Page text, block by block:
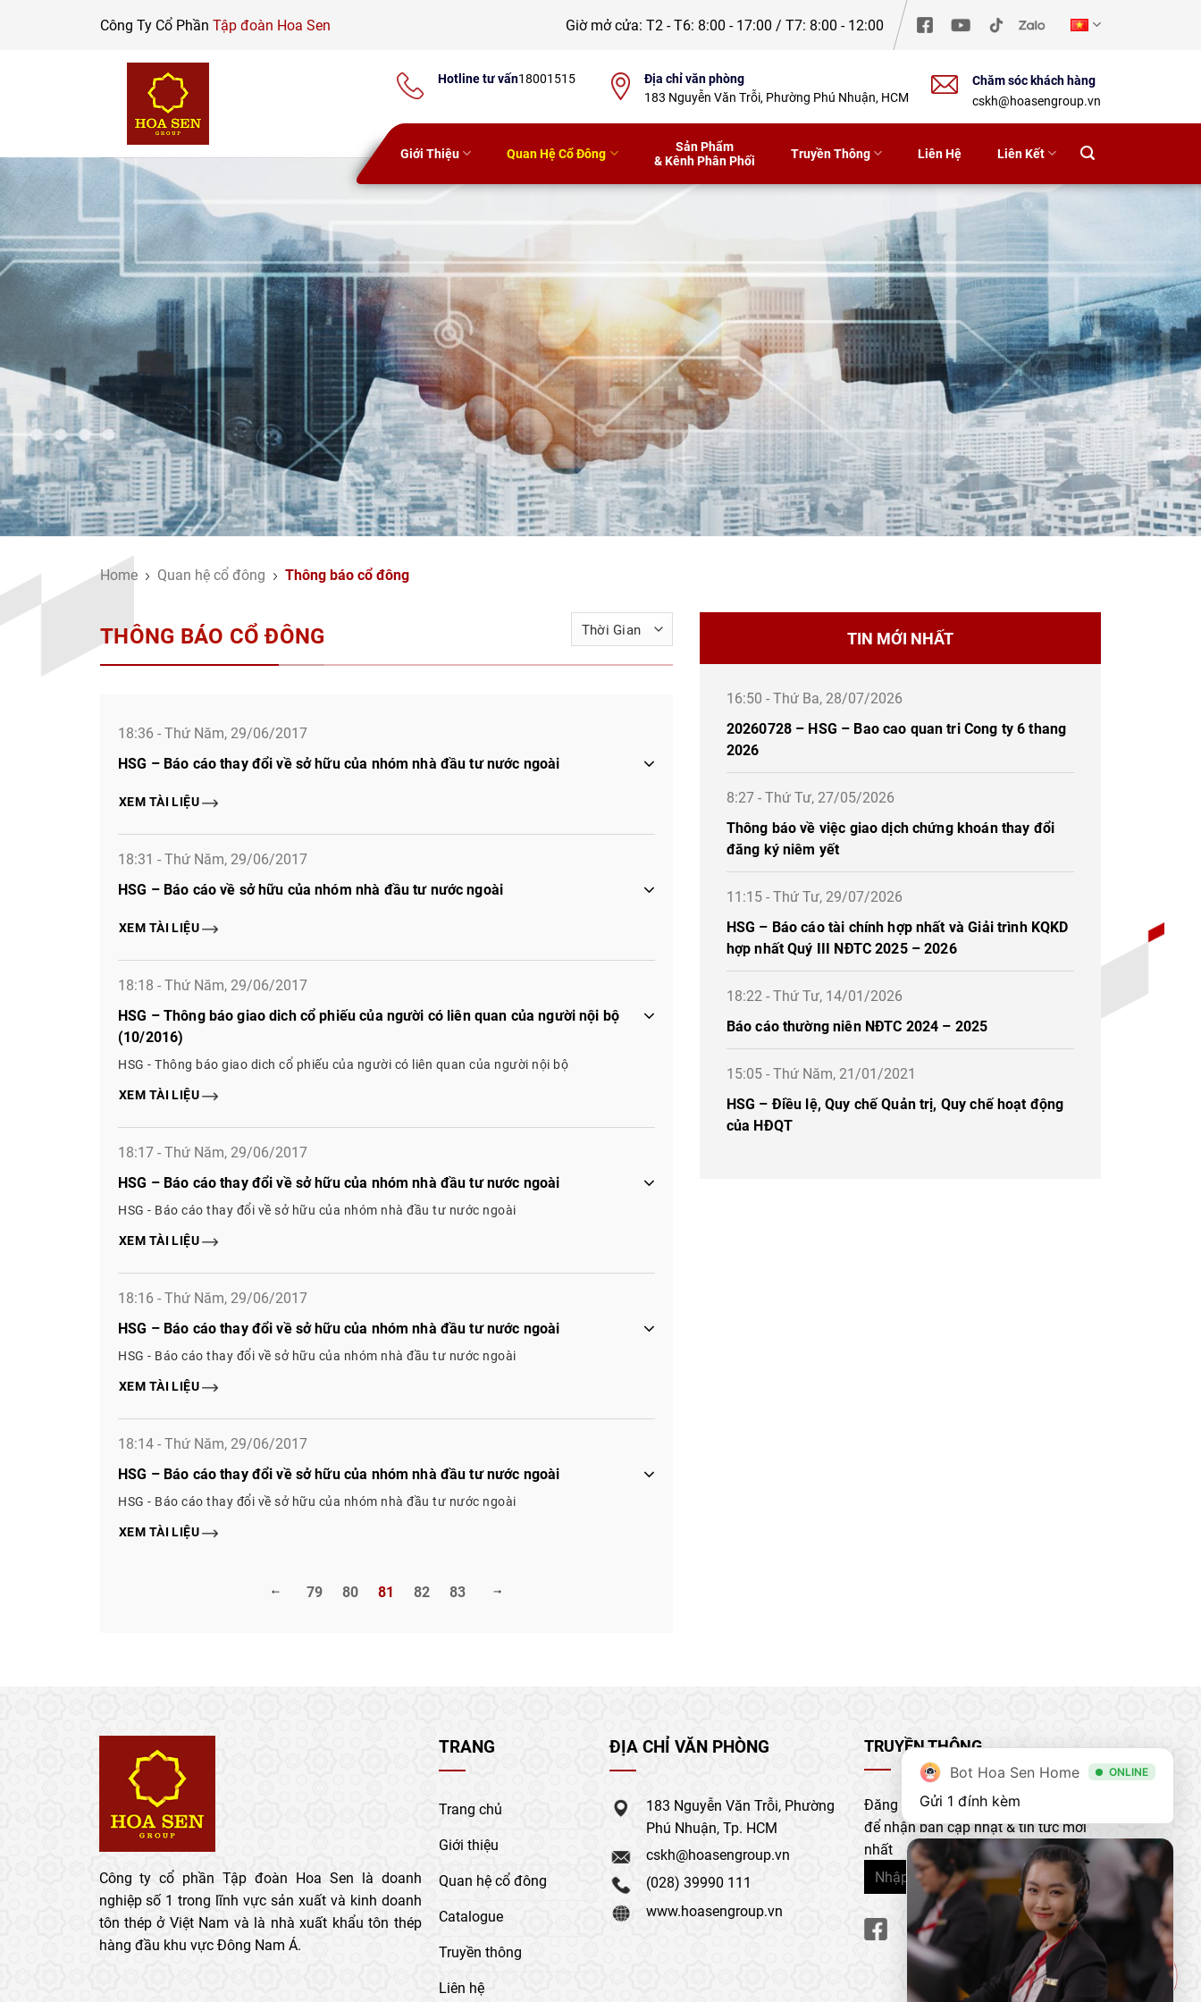
Công Ty Cổ Phần Tập đoàn Hoa Sen Giờ mở cửa:T2 - T6: 8:00 - 17:00 / T7: 8:00 - 12:00
Giới Thiệu Quan Hệ Cổ Đông
Sản Phẩm
& Kênh Phân Phối
Truyền Thông Liên Hệ Liên Kết
Hotline tư vấn18001515
Địa chỉ văn phòng
183 Nguyễn Văn Trỗi, Phường Phú Nhuận, HCM
Chăm sóc khách hàng
cskh@hoasengroup.vn
Home Quan hệ cổ đông Thông báo cổ đông
THÔNG BÁO CỔ ĐÔNG
18:36 - Thứ Năm, 29/06/2017
HSG – Báo cáo thay đổi về sở hữu của nhóm nhà đầu tư nước ngoài
XEM TÀI LIỆU
18:31 - Thứ Năm, 29/06/2017
HSG – Báo cáo về sở hữu của nhóm nhà đầu tư nước ngoài
XEM TÀI LIỆU
18:18 - Thứ Năm, 29/06/2017
HSG – Thông báo giao dich cổ phiếu của người có liên quan của người nội bộ
(10/2016)
HSG - Thông báo giao dich cổ phiếu của người có liên quan của người nội bộ
XEM TÀI LIỆU
18:17 - Thứ Năm, 29/06/2017
HSG – Báo cáo thay đổi về sở hữu của nhóm nhà đầu tư nước ngoài
HSG - Báo cáo thay đổi về sở hữu của nhóm nhà đầu tư nước ngoài
XEM TÀI LIỆU
18:16 - Thứ Năm, 29/06/2017
HSG – Báo cáo thay đổi về sở hữu của nhóm nhà đầu tư nước ngoài
HSG - Báo cáo thay đổi về sở hữu của nhóm nhà đầu tư nước ngoài
XEM TÀI LIỆU
18:14 - Thứ Năm, 29/06/2017
HSG – Báo cáo thay đổi về sở hữu của nhóm nhà đầu tư nước ngoài
HSG - Báo cáo thay đổi về sở hữu của nhóm nhà đầu tư nước ngoài
XEM TÀI LIỆU
79 80 81 82 83
TIN MỚI NHẤT
16:50 - Thứ Ba, 28/07/2026
20260728 – HSG – Bao cao quan tri Cong ty 6 thang
2026
8:27 - Thứ Tư, 27/05/2026
Thông báo về việc giao dịch chứng khoán thay đổi
đăng ký niêm yết
11:15 - Thứ Tư, 29/07/2026
HSG – Báo cáo tài chính hợp nhất và Giải trình KQKD
hợp nhất Quý III NĐTC 2025 – 2026
18:22 - Thứ Tư, 14/01/2026
Báo cáo thường niên NĐTC 2024 – 2025
15:05 - Thứ Năm, 21/01/2021
HSG – Điều lệ, Quy chế Quản trị, Quy chế hoạt động
của HĐQT
Công ty cổ phần Tập đoàn Hoa Sen là doanh
nghiệp số 1 trong lĩnh vực sản xuất và kinh doanh
tôn thép ở Việt Nam và là nhà xuất khẩu tôn thép
hàng đầu khu vực Đông Nam Á.
TRANG
Trang chủ
Giới thiệu
Quan hệ cổ đông
Catalogue
Truyền thông
Liên hệ
ĐỊA CHỈ VĂN PHÒNG
183 Nguyễn Văn Trỗi, Phường
Phú Nhuận, Tp. HCM
cskh@hoasengroup.vn
(028) 39990 111
www.hoasengroup.vn
TRUYỀN THÔNG
Đăng ký nhận bản tin của chúng tôi
để nhận bản cập nhật & tin tức mới
nhất
Bot Hoa Sen Home ONLINE
Gửi 1 đính kèm